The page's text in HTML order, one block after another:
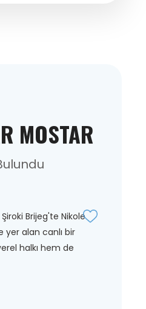
MOSTAR
Şiroki Brijeg'te Nikole
yer alan canlı bir
halkı hem de